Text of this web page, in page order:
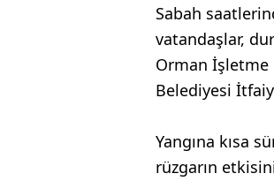
Sabah
vatandaşlar,
Orman İşletme
Belediyesi
Yangına kısa
rüzgarın